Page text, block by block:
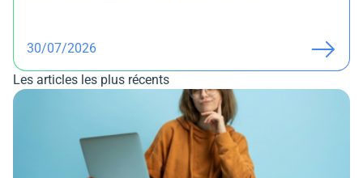
30/07/2026
Les articles les plus récents